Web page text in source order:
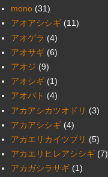
mono (31)
アオアシシギ (11)
アオゲラ (4)
アオサギ (6)
アオジ (9)
アオシギ (1)
アオバト (4)
アカアシカツオドリ (3)
アカアシシギ (4)
アカエリカイツブリ (5)
アカエリヒレアシシギ (7)
アカガシラサギ (1)